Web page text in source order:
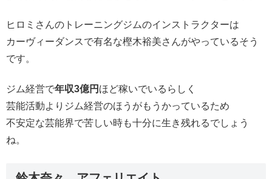
ヒロミさんのトレーニングジムのインストラクターは
カーヴィーダンスで有名な樫木裕美さんがやっているそう
です。
ジム経営で年収3億円 ほど稼いでいるらしく
芸能活動よりジム経営のほうがもうかっているため
不安定な芸能界で苦しい時も十分に生き残れるでしょう
ね。